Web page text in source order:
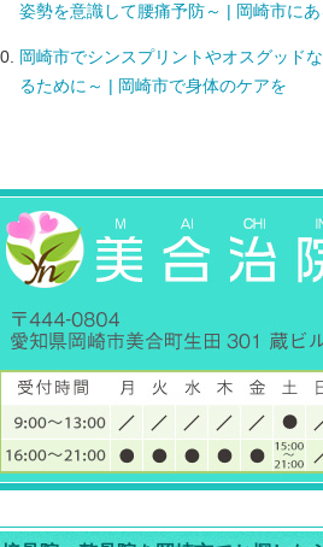
姿勢を意識して腰痛予防～ | 岡崎市にあ
岡崎市でシンスプリントやオスグッド
るために～ | 岡崎市で身体のケアを